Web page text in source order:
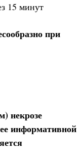
15 минут
при
некрозе
информативной